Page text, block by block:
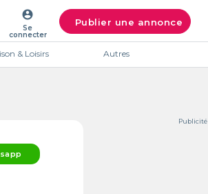
account_circle
Se
connecter
Publier une annonce
& Loisirs Autres
Publicité